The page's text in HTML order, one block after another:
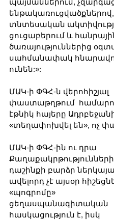
պայմաններում,
տնտեսական
ցուցաբերում և
ծառայություններից
սահմանափակ
ունեն:»:
ՄԱԿ-ի ՓԳՀ-ն վերոհիշյալ
փաստաթղթում
էթնիկ հայերը
«տեղափոխվել են», ոչ
ՄԱԿ-ի ՓԳՀ-ին ու դրա
Քաղաքակրթությունների
դաշինքի բարձր
ավելորդ չէ այսօր
«պոգրոմը»
ցեղասպանագիտական
հասկացություն է, իսկ